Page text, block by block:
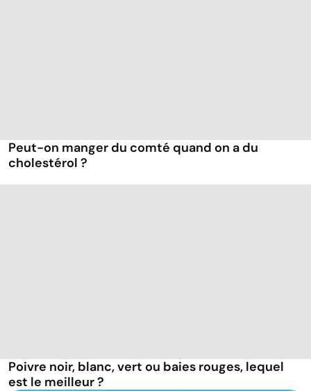
Peut-on manger du comté quand on a du
cholestérol ?
Poivre noir, blanc, vert ou baies rouges, lequel
est le meilleur ?